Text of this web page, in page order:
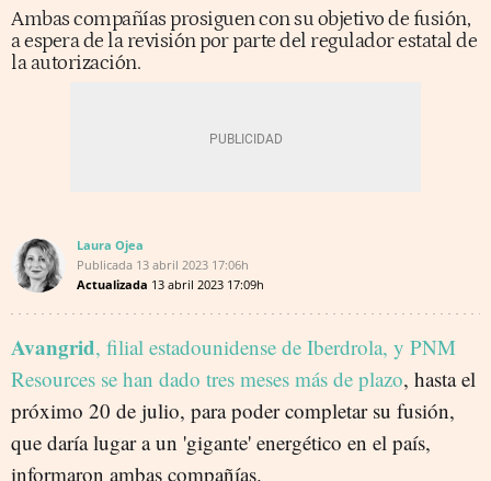
Ambas compañías prosiguen con su objetivo de fusión,
a espera de la revisión por parte del regulador estatal de
la autorización.
Laura Ojea
Publicada 13 abril 2023 17:06h
Actualizada 13 abril 2023 17:09h
Avangrid, filial estadounidense de Iberdrola, y PNM
Resources se han dado tres meses más de plazo, hasta el
próximo 20 de julio, para poder completar su fusión,
que daría lugar a un 'gigante' energético en el país,
informaron ambas compañías.